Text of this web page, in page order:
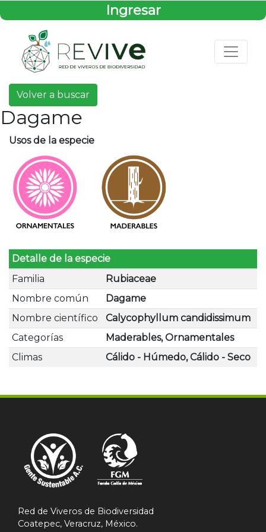
Ingresar
Volver a buscar
Dagame
Usos de la especie
Detalle de la especie
Familia
Rubiaceae
Nombre común
Dagame
Nombre científico
Calycophyllum candidissimum
Categorías
Maderables, Ornamentales
Climas
Cálido - Húmedo, Cálido - Seco
Red de Viveros de Biodiversidad
Coatepec, Veracruz, México.